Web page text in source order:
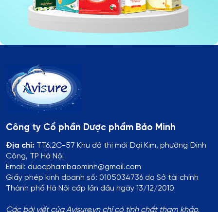
Công ty Cổ phần Dược phẩm Bảo Minh
Địa chỉ: TT6.2C-57 Khu đô thị mới Đại Kim, phường Định
Công, TP Hà Nội
Email: duocphambaominh@gmail.com
Giấy phép kinh doanh số: 0105034736 do Sở tài chính
Thành phố Hà Nội cấp lần đầu ngày 13/12/2010
Các bài viết của Avisure.vn chỉ có tính chất tham khảo,